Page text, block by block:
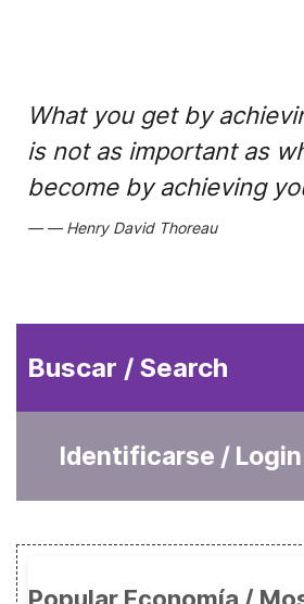
What you get by
is not as important as
become by achieving
Henry David Thoreau
Buscar / Search
Identificarse / Login